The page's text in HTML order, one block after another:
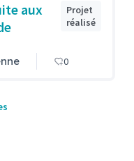
aux
Projet
réalisé
0